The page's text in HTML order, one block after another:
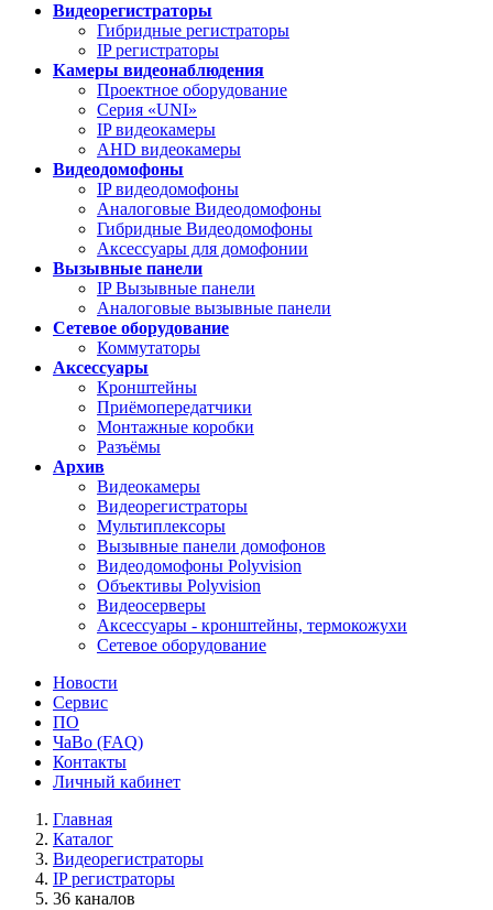
Видеорегистраторы
Гибридные регистраторы
IP регистраторы
Камеры видеонаблюдения
Проектное оборудование
Серия «UNI»
IP видеокамеры
AHD видеокамеры
Видеодомофоны
IP видеодомофоны
Аналоговые Видеодомофоны
Гибридные Видеодомофоны
Аксессуары для домофонии
Вызывные панели
IP Вызывные панели
Аналоговые вызывные панели
Сетевое оборудование
Коммутаторы
Аксессуары
Кронштейны
Приёмопередатчики
Монтажные коробки
Разъёмы
Архив
Видеокамеры
Видеорегистраторы
Мультиплексоры
Вызывные панели домофонов
Видеодомофоны Polyvision
Объективы Polyvision
Видеосерверы
Аксессуары - кронштейны, термокожухи
Сетевое оборудование
Новости
Сервис
ПО
ЧаВо (FAQ)
Контакты
Личный кабинет
Главная
Каталог
Видеорегистраторы
IP регистраторы
36 каналов